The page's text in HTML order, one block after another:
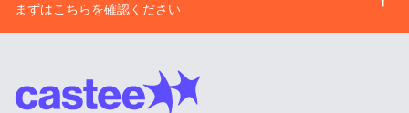
まずはこちらを確認ください